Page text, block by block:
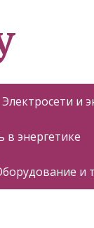
Электросети и
в энергетике
и